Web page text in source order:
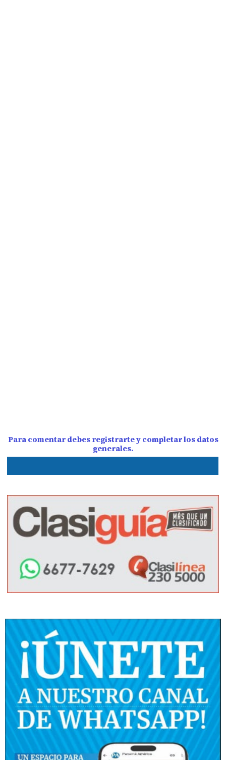
Para comentar debes registrarte y completar los datos
generales.